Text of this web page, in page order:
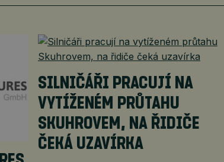
SILNIČÁŘI PRACUJÍ NA
VYTÍŽENÉM PRŮTAHU
SKUHROVEM, NA ŘIDIČE
ČEKÁ UZAVÍRKA